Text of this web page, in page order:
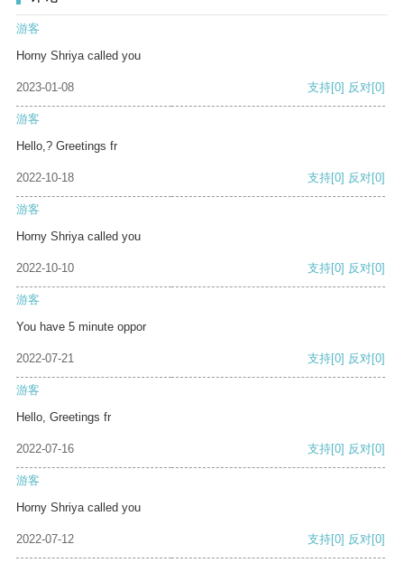
游客
Horny Shriya called you
2023-01-08 支持[0] 反对[0]
游客
Hello,? Greetings fr
2022-10-18 支持[0] 反对[0]
游客
Horny Shriya called you
2022-10-10 支持[0] 反对[0]
游客
You have 5 minute oppor
2022-07-21 支持[0] 反对[0]
游客
Hello, Greetings fr
2022-07-16 支持[0] 反对[0]
游客
Horny Shriya called you
2022-07-12 支持[0] 反对[0]